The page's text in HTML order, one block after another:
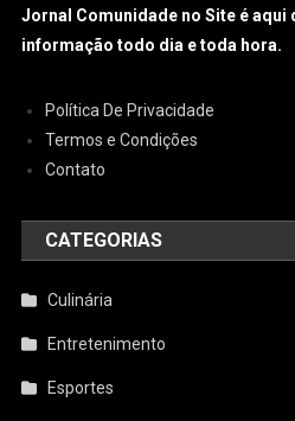
Jornal Comunidade no Site é aqui
informação todo dia e toda hora.
Política De Privacidade
Termos e Condições
Contato
CATEGORIAS
Culinária
Entretenimento
Esportes